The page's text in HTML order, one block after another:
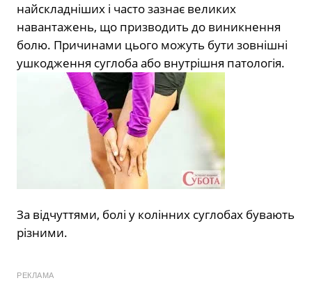
найскладніших і часто зазнає великих
навантажень, що призводить до виникнення
болю. Причинами цього можуть бути зовнішні
ушкодження суглоба або внутрішня патологія.
За відчуттями, болі у колінних суглобах бувають
різними.
РЕКЛАМА